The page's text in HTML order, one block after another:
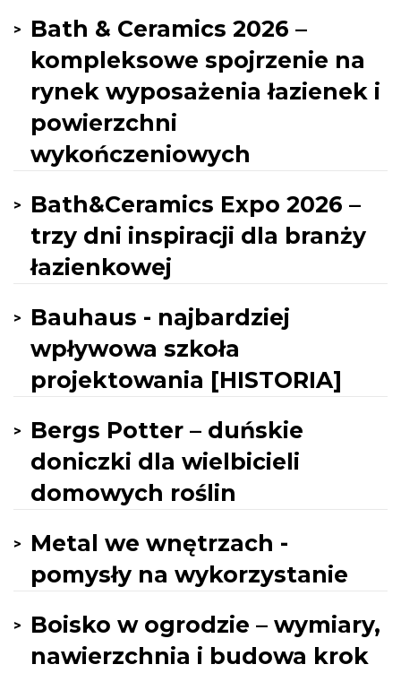
Bath & Ceramics 2026 –
kompleksowe spojrzenie na
rynek wyposażenia łazienek i
powierzchni
wykończeniowych
Bath&Ceramics Expo 2026 –
trzy dni inspiracji dla branży
łazienkowej
Bauhaus - najbardziej
wpływowa szkoła
projektowania [HISTORIA]
Bergs Potter – duńskie
doniczki dla wielbicieli
domowych roślin
Metal we wnętrzach -
pomysły na wykorzystanie
Boisko w ogrodzie – wymiary,
nawierzchnia i budowa krok